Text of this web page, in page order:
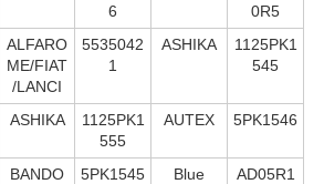
6
0R5
ALFARO
ME/FIAT
/LANCI
5535042
1
ASHIKA
1125PK1
545
ASHIKA
1125PK1
555
AUTEX 5PK1546
BANDO 5PK1545
Blue
AD05R1